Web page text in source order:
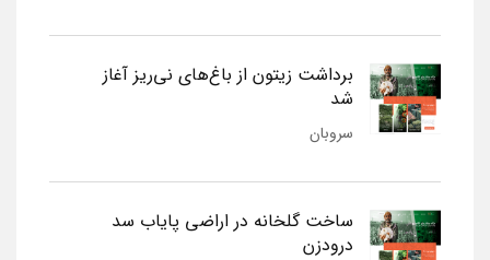
برداشت زیتون از باغ‌های نی‌ریز آغاز
شد
سروبان
ساخت گلخانه در اراضی پایاب سد
درودزن